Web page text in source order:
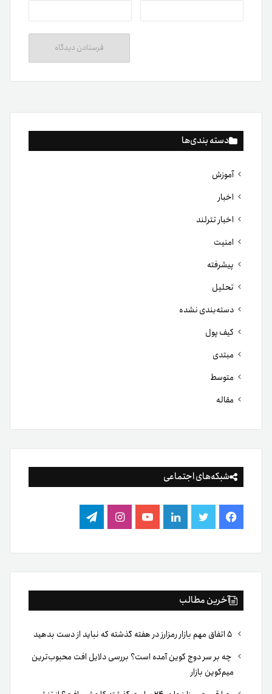
دسته بندی‌ها
آموزش
اخبار
اخبار تترلند
امنیت
پیشرفته
تحلیل
دسته‌بندی نشده
کیف پول
مبتدی
متوسط
مقاله
شبکه‌های اجتماعی
فیس
بوک
توییتر لینکدینیوتیوباینستاگرام
تلگرام
آخرین مطالب
چه بر سر دوج کوین آمده است؟ بررسی دلایل افت محبوب‌ترین
میم‌کوین بازار